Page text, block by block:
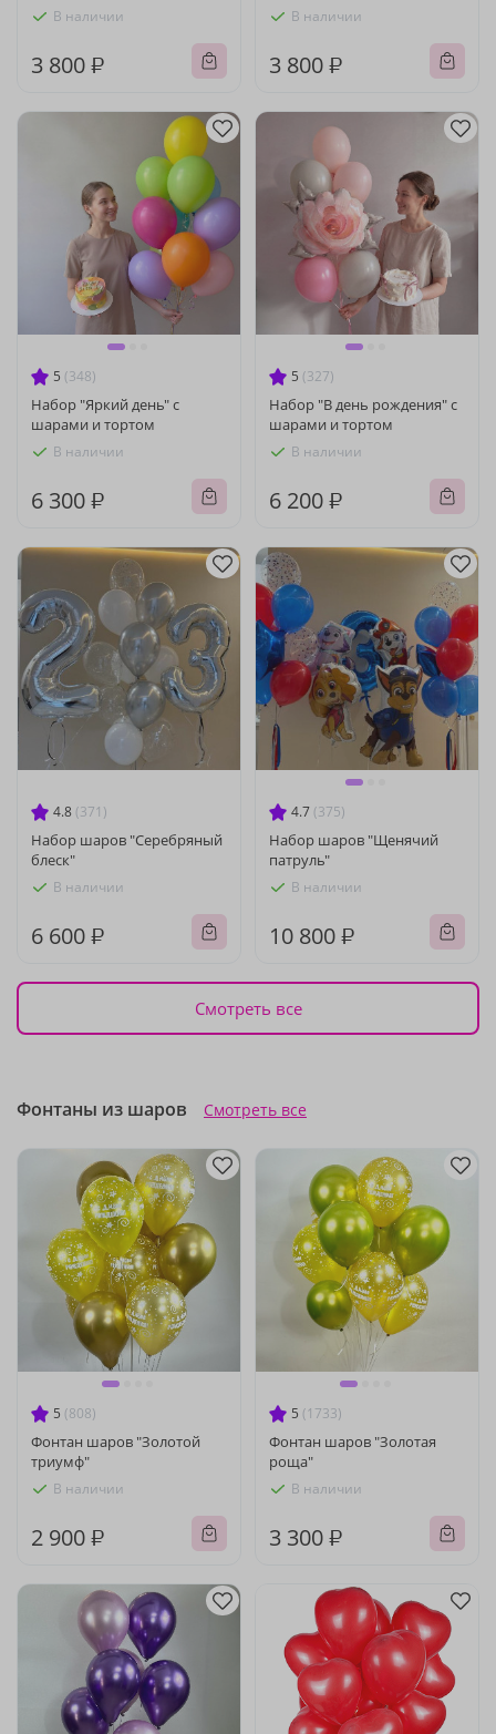
В наличии
3 800 ₽
В наличии
3 800 ₽
5 (348)
Набор "Яркий день" с
шарами и тортом
В наличии
6 300 ₽
5 (327)
Набор "В день рождения" с
шарами и тортом
В наличии
6 200 ₽
4.8 (371)
Набор шаров "Серебряный
блеск"
В наличии
6 600 ₽
4.7 (375)
Набор шаров "Щенячий
патруль"
В наличии
10 800 ₽
Смотреть все
Фонтаны из шаров Смотреть все
5 (808)
Фонтан шаров "Золотой
триумф"
В наличии
2 900 ₽
5 (1733)
Фонтан шаров "Золотая
роща"
В наличии
3 300 ₽